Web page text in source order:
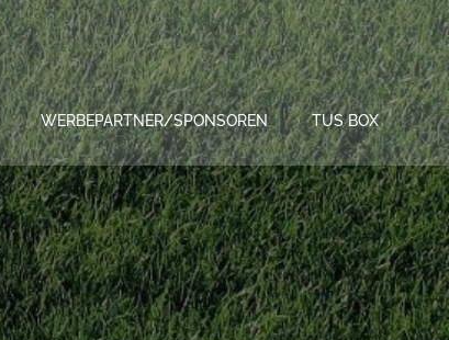
WERBEPARTNER/SPONSOREN TUS BOX